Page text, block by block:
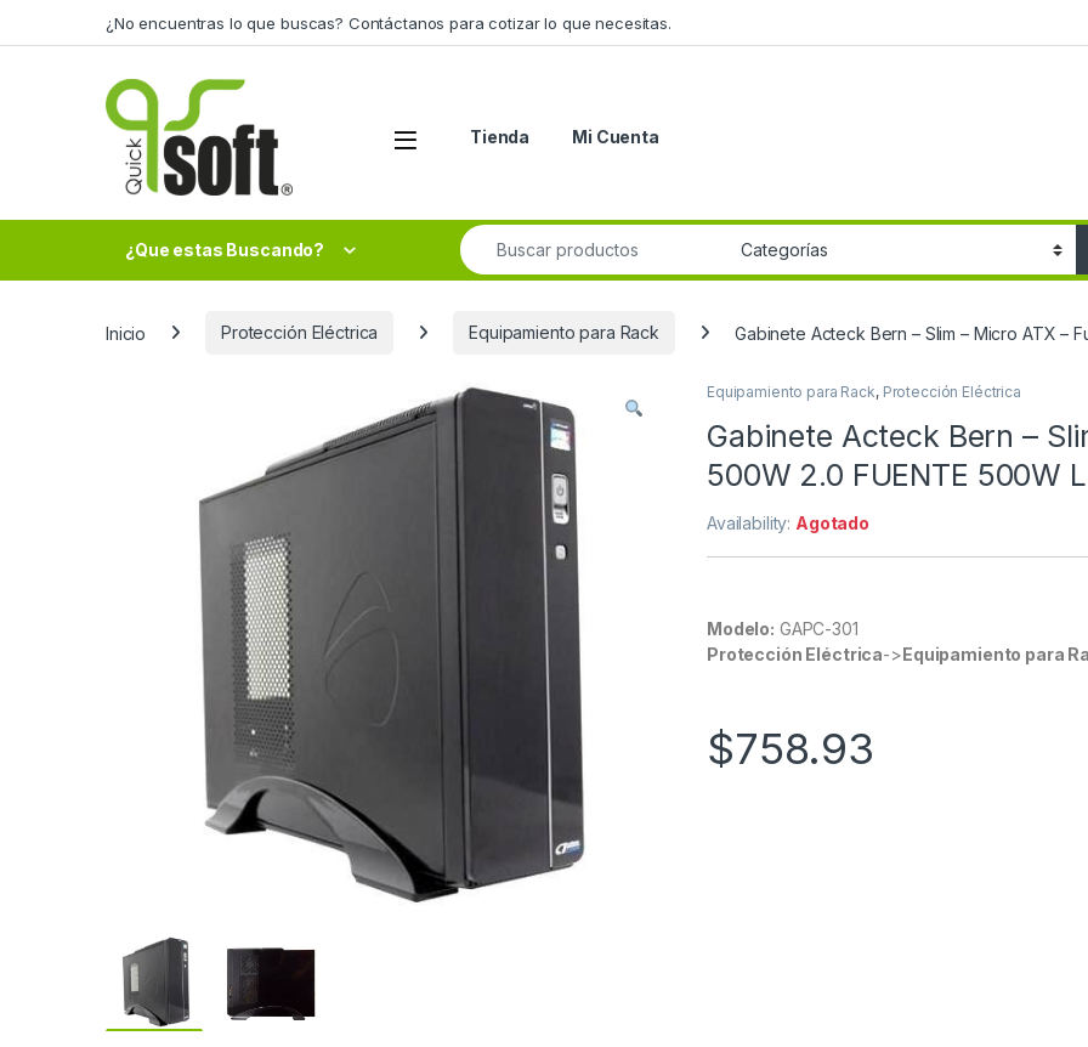
¿No encuentras lo que buscas? Contáctanos para cotizar lo que necesitas.
Tienda Mi Cuenta
¿Que estas Buscando?
Search for:
Inicio Protección Eléctrica Equipamiento para Rack Gabinete Acteck Bern – Slim – Micro ATX –
Equipamiento para Rack, Protección Eléctrica
Gabinete Acteck Bern –
500W 2.0 FUENTE 500W
Availability: Agotado
Modelo: GAPC-301
Protección Eléctrica->Equipamiento para
$758.93